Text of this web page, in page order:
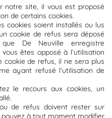
notre site, il vous est proposé
de certains cookies.
cookies soient installés ou lus
cookie de refus sera déposé
De Neuville enregistre
êtes opposé à l’utilisation
cookie de refus, il ne sera plus
ayant refusé l’utilisation de
le recours aux cookies, un
de refus doivent rester sur
à tout moment modifier